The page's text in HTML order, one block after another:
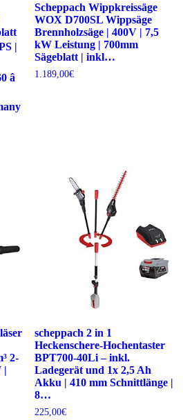
|
Scheppach Wippkreissäge
WOX D700SL Wippsäge
Brennholzsäge | 400V | 7,5
kW Leistung | 700mm
Sägeblatt | inkl…
1.189,00€
2-
|
scheppach 2 in 1
Heckenschere-Hochentaster
BPT700-40Li – inkl.
Ladegerät und 1x 2,5 Ah
Akku | 410 mm Schnittlänge |
8…
225,00€